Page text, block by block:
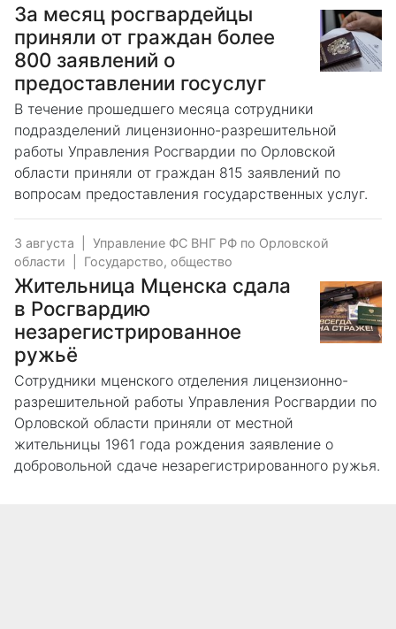
За месяц росгвардейцы
приняли от граждан более
800 заявлений о
предоставлении госуслуг
В течение прошедшего месяца сотрудники
подразделений лицензионно-разрешительной
работы Управления Росгвардии по Орловской
области приняли от граждан 815 заявлений по
вопросам предоставления государственных услуг.
3 августа
Управление ФС ВНГ РФ по Орловской
области
Государство, общество
Жительница Мценска сдала
в Росгвардию
незарегистрированное
ружьё
Сотрудники мценского отделения лицензионно-
разрешительной работы Управления Росгвардии по
Орловской области приняли от местной
жительницы 1961 года рождения заявление о
добровольной сдаче незарегистрированного ружья.